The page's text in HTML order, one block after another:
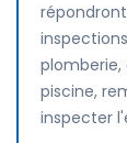
plomberie,
piscine,
inspecter